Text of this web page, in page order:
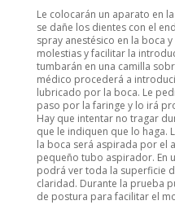
Le colocarán un aparato en
se dañe los dientes con el
spray anestésico en la boca
molestias y facilitar la
tumbarán en una camilla
médico procederá a
lubricado por la boca. Le
paso por la faringe y lo irá
Hay que intentar no tragar
que le indiquen que lo haga.
la boca será aspirada por el
pequeño tubo aspirador. En
podrá ver toda la superficie
claridad. Durante la prueba
de postura para facilitar el